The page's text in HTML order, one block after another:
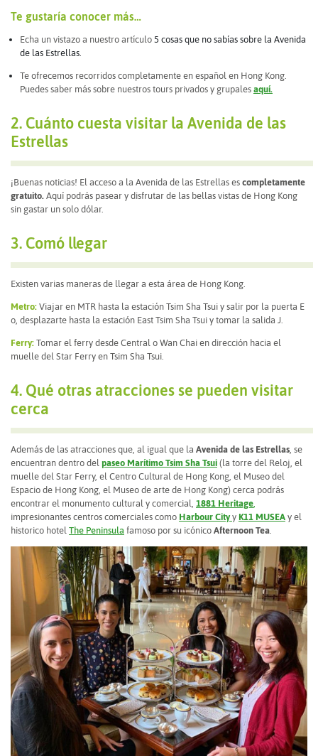
Te gustaría conocer más…
Echa un vistazo a nuestro artículo 5 cosas que no sabías sobre la Avenida
de las Estrellas.
Te ofrecemos recorridos completamente en español en Hong Kong.
Puedes saber más sobre nuestros tours privados y grupales aquí.
2. Cuánto cuesta visitar la Avenida de las
Estrellas
¡Buenas noticias! El acceso a la Avenida de las Estrellas es completamente
gratuito. Aquí podrás pasear y disfrutar de las bellas vistas de Hong Kong
sin gastar un solo dólar.
3. Comó llegar
Existen varias maneras de llegar a esta área de Hong Kong.
Metro: Viajar en MTR hasta la estación Tsim Sha Tsui y salir por la puerta E
o, desplazarte hasta la estación East Tsim Sha Tsui y tomar la salida J.
Ferry: Tomar el ferry desde Central o Wan Chai en dirección hacia el
muelle del Star Ferry en Tsim Sha Tsui.
4. Qué otras atracciones se pueden visitar
cerca
Además de las atracciones que, al igual que la Avenida de las Estrellas , se
encuentran dentro del paseo Marítimo Tsim Sha Tsui (la torre del Reloj, el
muelle del Star Ferry, el Centro Cultural de Hong Kong, el Museo del
Espacio de Hong Kong, el Museo de arte de Hong Kong) cerca podrás
encontrar el monumento cultural y comercial, 1881 Heritage
impresionantes centros comerciales como Harbour City y K11 MUSEA y el
historico hotel The Peninsula famoso por su icónico Afternoon Tea